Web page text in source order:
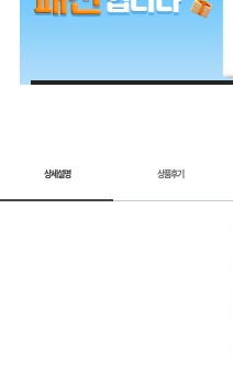
상세설명 상품후기